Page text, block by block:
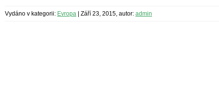
Vydáno v kategorii: Evropa Září 23, 2015, autor: admin